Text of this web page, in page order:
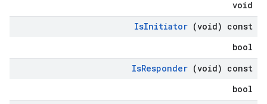
void
IsInitiator (void) const
bool
IsResponder (void) const
bool